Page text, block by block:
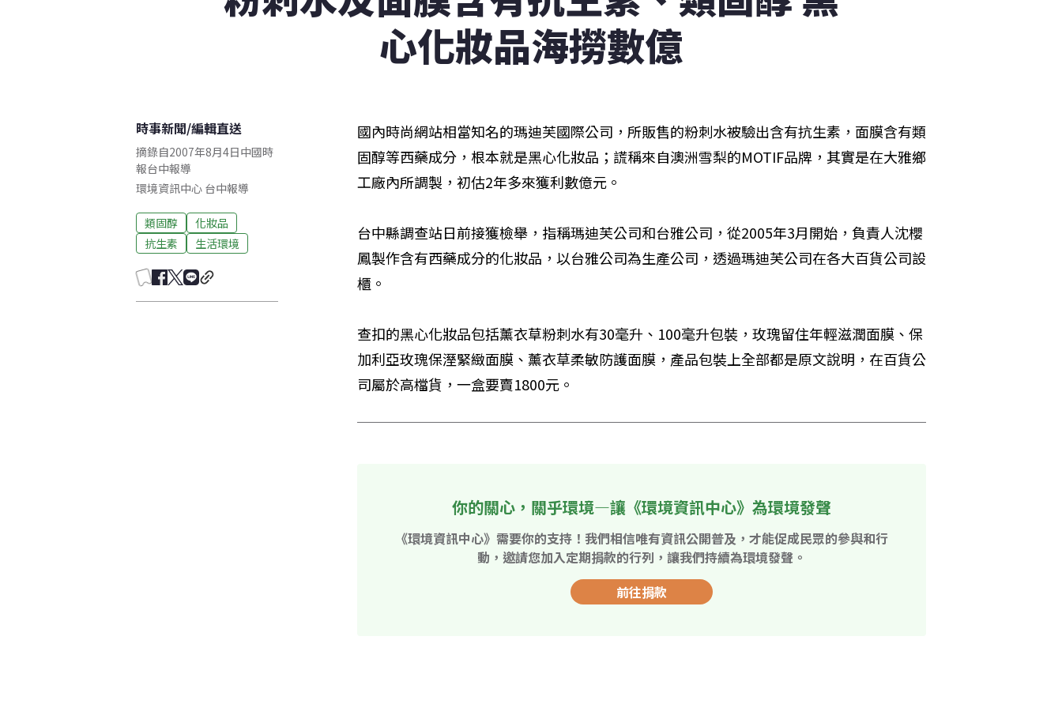
心化妝品海撈數億
時事新聞/編輯直送
摘錄自2007年8月4日中國時
報台中報導
環境資訊中心 台中報導
類固醇
化妝品
抗生素
生活環境
國內時尚網站相當知名的瑪迪芙國際公司，所販售的粉刺水被驗出含有抗生素，面膜含有類
固醇等西藥成分，根本就是黑心化妝品；謊稱來自澳洲雪梨的MOTIF品牌，其實是在大雅鄉
工廠內所調製，初估2年多來獲利數億元。
台中縣調查站日前接獲檢舉，指稱瑪迪芙公司和台雅公司，從2005年3月開始，負責人沈櫻
鳳製作含有西藥成分的化妝品，以台雅公司為生產公司，透過瑪迪芙公司在各大百貨公司設
櫃。
查扣的黑心化妝品包括薰衣草粉刺水有30毫升、100毫升包裝，玫瑰留住年輕滋潤面膜、保
加利亞玫瑰保溼緊緻面膜、薰衣草柔敏防護面膜，產品包裝上全部都是原文說明，在百貨公
司屬於高檔貨，一盒要賣1800元。
你的關心，關乎環境—讓《環境資訊中心》為環境發聲
《環境資訊中心》需要你的支持！我們相信唯有資訊公開普及，才能促成民眾的參與和行
動，邀請您加入定期捐款的行列，讓我們持續為環境發聲。
前往捐款